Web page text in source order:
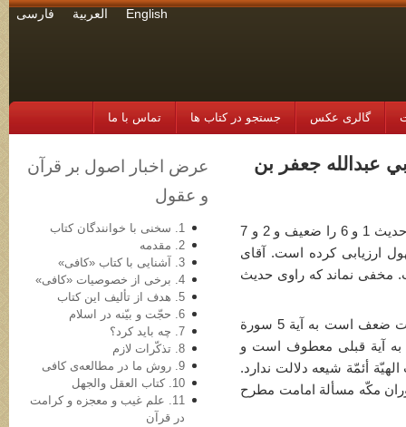
English العربية فارسی
گالری عکس جستجو در کتاب ها تماس با ما
عبدالله جعفر بن
این باب دارای هشت حدیث است. مجلسی حدیث 1 و 6 را ضعیف و 2 و 7
حسن و 4 و 5 و 8 را مجهول ارزیابی کرده است. آقای
است. مخفی نماند که راوی حدیث
- در این روایت که سندش در نهایت ضعف است به آیة 5 سورة
به آیة قبلی معطوف است و
أئمّة شیعه دلالت ندارد.
مکّه مسألة امامت مطرح
عرض اخبار اصول بر قرآن
و عقول
1. سخنی با خوانندگان کتاب
2. مقدمه
3. آشنایی با کتاب «کافی»
4. برخی از خصوصیات «کافی»
5. هدف از تألیف این کتاب
6. حجّت و بیّنه در اسلام
7. چه باید کرد؟
8. تذکّرات لازم
9. روش ما در مطالعه‌ی کافی
10. کتاب العقل والجهل
11. علم غیب و معجزه و کرامت
در قرآن